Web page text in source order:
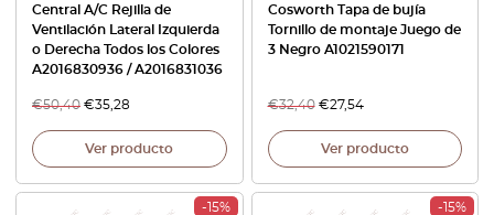
Central A/C Rejilla de
Ventilación Lateral Izquierda
o Derecha Todos los Colores
A2016830936 / A2016831036
€50,40 €35,28
Ver producto
Cosworth Tapa de bujía
Tornillo de montaje Juego de
3 Negro A1021590171
€32,40 €27,54
Ver producto
-15% -15%